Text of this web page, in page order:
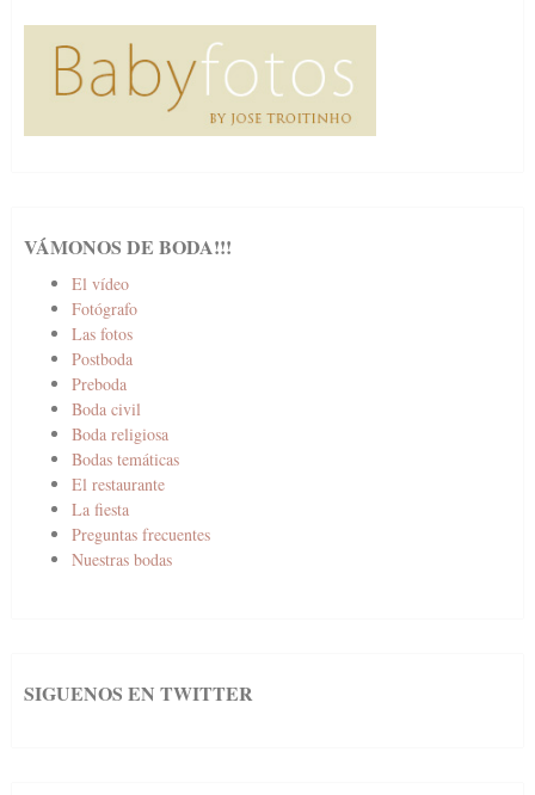
VÁMONOS DE BODA!!!
El vídeo
Fotógrafo
Las fotos
Postboda
Preboda
Boda civil
Boda religiosa
Bodas temáticas
El restaurante
La fiesta
Preguntas frecuentes
Nuestras bodas
SIGUENOS EN TWITTER